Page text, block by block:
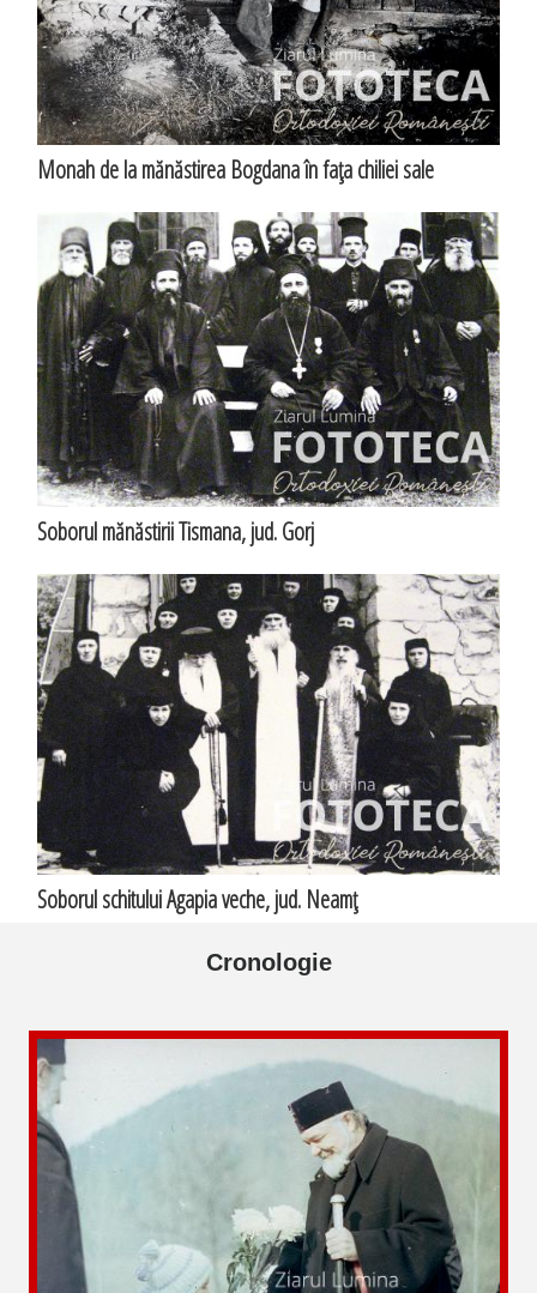
Monah de la mănăstirea Bogdana în faţa chiliei sale
Soborul mănăstirii Tismana, jud. Gorj
Soborul schitului Agapia veche, jud. Neamţ
Cronologie